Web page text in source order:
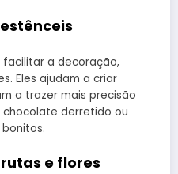
facilitar a decoração,
Eles ajudam a criar
a trazer mais precisão
derretido ou
e flores